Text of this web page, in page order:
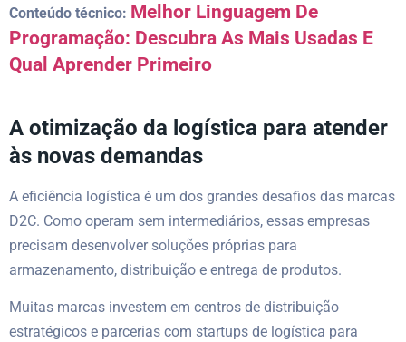
Conteúdo técnico: Melhor Linguagem De
Programação: Descubra As Mais Usadas E
Qual Aprender Primeiro
A otimização da logística para atender
às novas demandas
A eficiência logística é um dos grandes desafios das marcas
D2C. Como operam sem intermediários, essas empresas
precisam desenvolver soluções próprias para
armazenamento, distribuição e entrega de produtos.
Muitas marcas investem em centros de distribuição
estratégicos e parcerias com startups de logística para